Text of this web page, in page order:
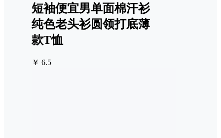
短袖便宜男单面棉汗衫
纯色老头衫圆领打底薄
款T恤
￥ 6.5